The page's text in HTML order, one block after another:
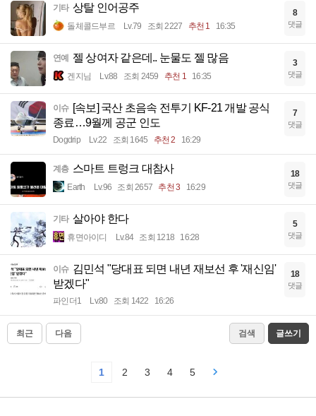
기타 상탈 인어공주
돌체콜드부르 Lv.79 조회 2227 추천 1 16:35
8
댓글
연예 젤 상여자 같은데.. 눈물도 젤 많음
겐지님 Lv.88 조회 2459 추천 1 16:35
3
댓글
이슈 [속보] 국산 초음속 전투기 KF-21 개발 공식
종료…9월께 공군 인도
Dogdrip Lv.22 조회 1645 추천 2 16:29
7
댓글
계층 스마트 트렁크 대참사
Earth Lv.96 조회 2657 추천 3 16:29
18
댓글
기타 살아야 한다
휴면아이디 Lv.84 조회 1218 16:28
5
댓글
이슈 김민석 "당대표 되면 내년 재보선 후 '재신임'
받겠다"
파인더1 Lv.80 조회 1422 16:26
18
댓글
최근 다음 검색 글쓰기
1 2 3 4 5